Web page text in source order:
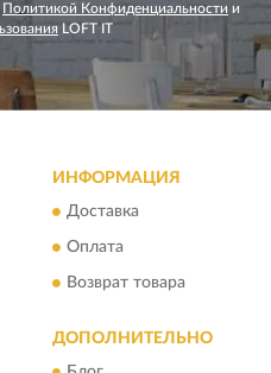
Политикой Конфиденциальности и
LOFT IT
ИНФОРМАЦИЯ
Доставка
Оплата
Возврат товара
ДОПОЛНИТЕЛЬНО